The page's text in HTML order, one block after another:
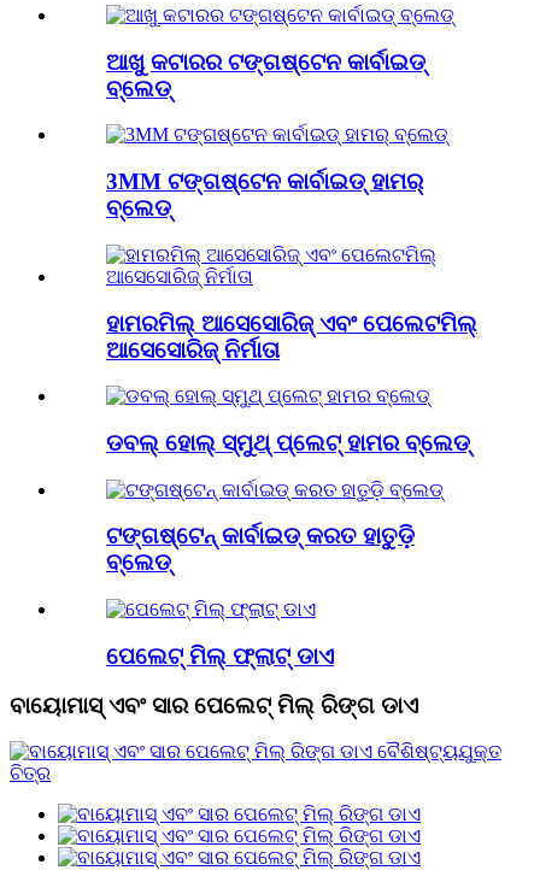
ଆଖୁ କଟାରର ଟଙ୍ଗଷ୍ଟେନ କାର୍ବାଇଡ୍
ବ୍ଲେଡ୍
3MM ଟଙ୍ଗଷ୍ଟେନ କାର୍ବାଇଡ୍ ହାମର୍
ବ୍ଲେଡ୍
ହାମରମିଲ୍ ଆସେସୋରିଜ୍ ଏବଂ ପେଲେଟମିଲ୍
ଆସେସୋରିଜ୍ ନିର୍ମାତା
ଡବଲ୍ ହୋଲ୍ ସ୍ମୁଥ୍ ପ୍ଲେଟ୍ ହାମର ବ୍ଲେଡ୍
ଟଙ୍ଗଷ୍ଟେନ୍ କାର୍ବାଇଡ୍ କରତ ହାତୁଡ଼ି
ବ୍ଲେଡ୍
ପେଲେଟ୍ ମିଲ୍ ଫ୍ଲାଟ୍ ଡାଏ
ବାୟୋମାସ୍ ଏବଂ ସାର ପେଲେଟ୍ ମିଲ୍ ରିଙ୍ଗ ଡାଏ